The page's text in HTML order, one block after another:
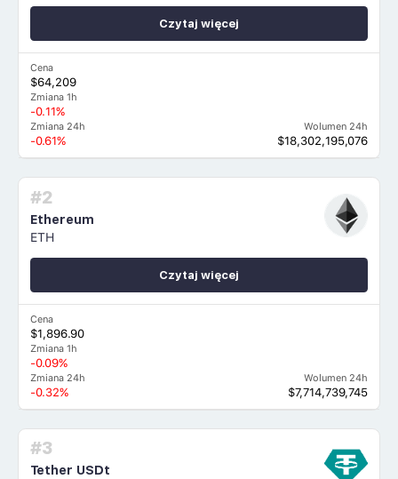
Cena
$64,209
Zmiana 1h
-0.11%
Zmiana 24h
-0.61%
Wolumen 24h
$18,302,195,076
Czytaj więcej
#2
Ethereum
ETH
Cena
$1,896.90
Zmiana 1h
-0.09%
Zmiana 24h
-0.32%
Wolumen 24h
$7,714,739,745
Czytaj więcej
#3
Tether USDt